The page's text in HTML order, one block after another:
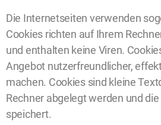
Die Internetseiten verwenden
Cookies richten auf Ihrem
und enthalten keine Viren.
Angebot nutzerfreundlicher,
machen. Cookies sind kleine
Rechner abgelegt werden und
speichert.